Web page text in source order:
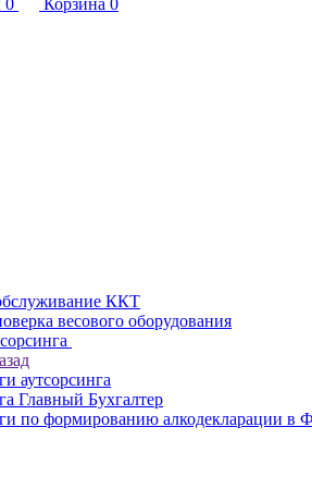
0 Корзина 0
ККТ
весового оборудования
аутсорсинга
Главный Бухгалтер
по формированию алкодекларации в